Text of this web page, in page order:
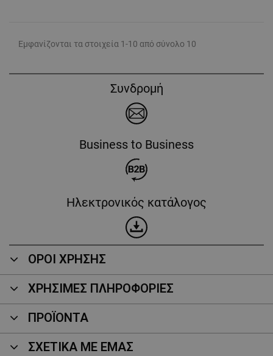
Εμφανίζονται τα στοιχεία 1-10 από σύνολο 10
Συνδρομή
Business to Business
Ηλεκτρονικός κατάλογος
ΟΡΟΙ ΧΡΗΣΗΣ
ΧΡΗΣΙΜΕΣ ΠΛΗΡΟΦΟΡΙΕΣ
ΠΡΟΪΌΝΤΑ
ΣΧΕΤΙΚΑ ΜΕ ΕΜΑΣ